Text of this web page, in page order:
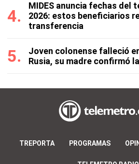
MIDES anuncia fechas del
2026: estos beneficiarios
transferencia
Joven colonense falleció
Rusia, su madre confirmó
TREPORTA PROGRAMAS